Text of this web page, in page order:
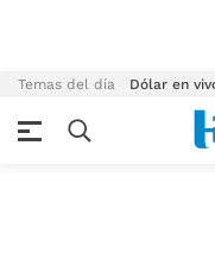
Temas del día Dólar en